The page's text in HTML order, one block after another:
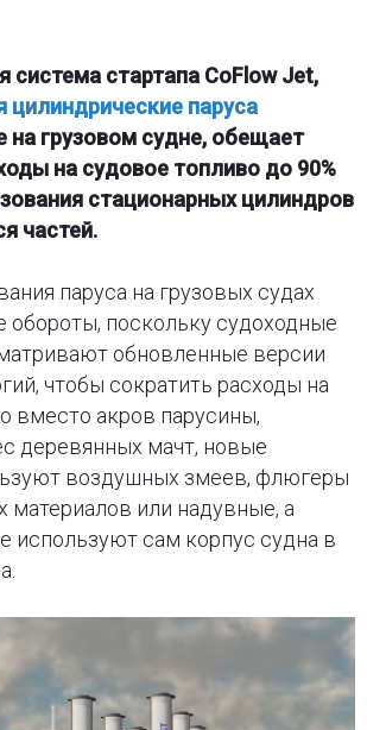
система стартапа CoFlow Jet,
паруса
на грузовом судне, обещает
на судовое топливо до 90%
стационарных цилиндров
частей.
паруса на грузовых судах
обороты, поскольку судоходные
обновленные версии
чтобы сократить расходы на
вместо акров парусины,
деревянных мачт, новые
воздушных змеев, флюгеры
материалов или надувные, а
используют сам корпус судна в